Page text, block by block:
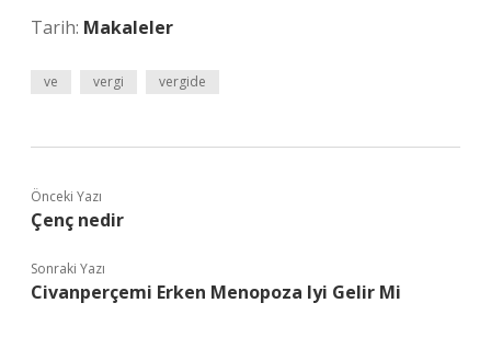
Tarih: Makaleler
ve vergi vergide
Önceki Yazı
Çenç nedir
Sonraki Yazı
Civanperçemi Erken Menopoza Iyi Gelir Mi